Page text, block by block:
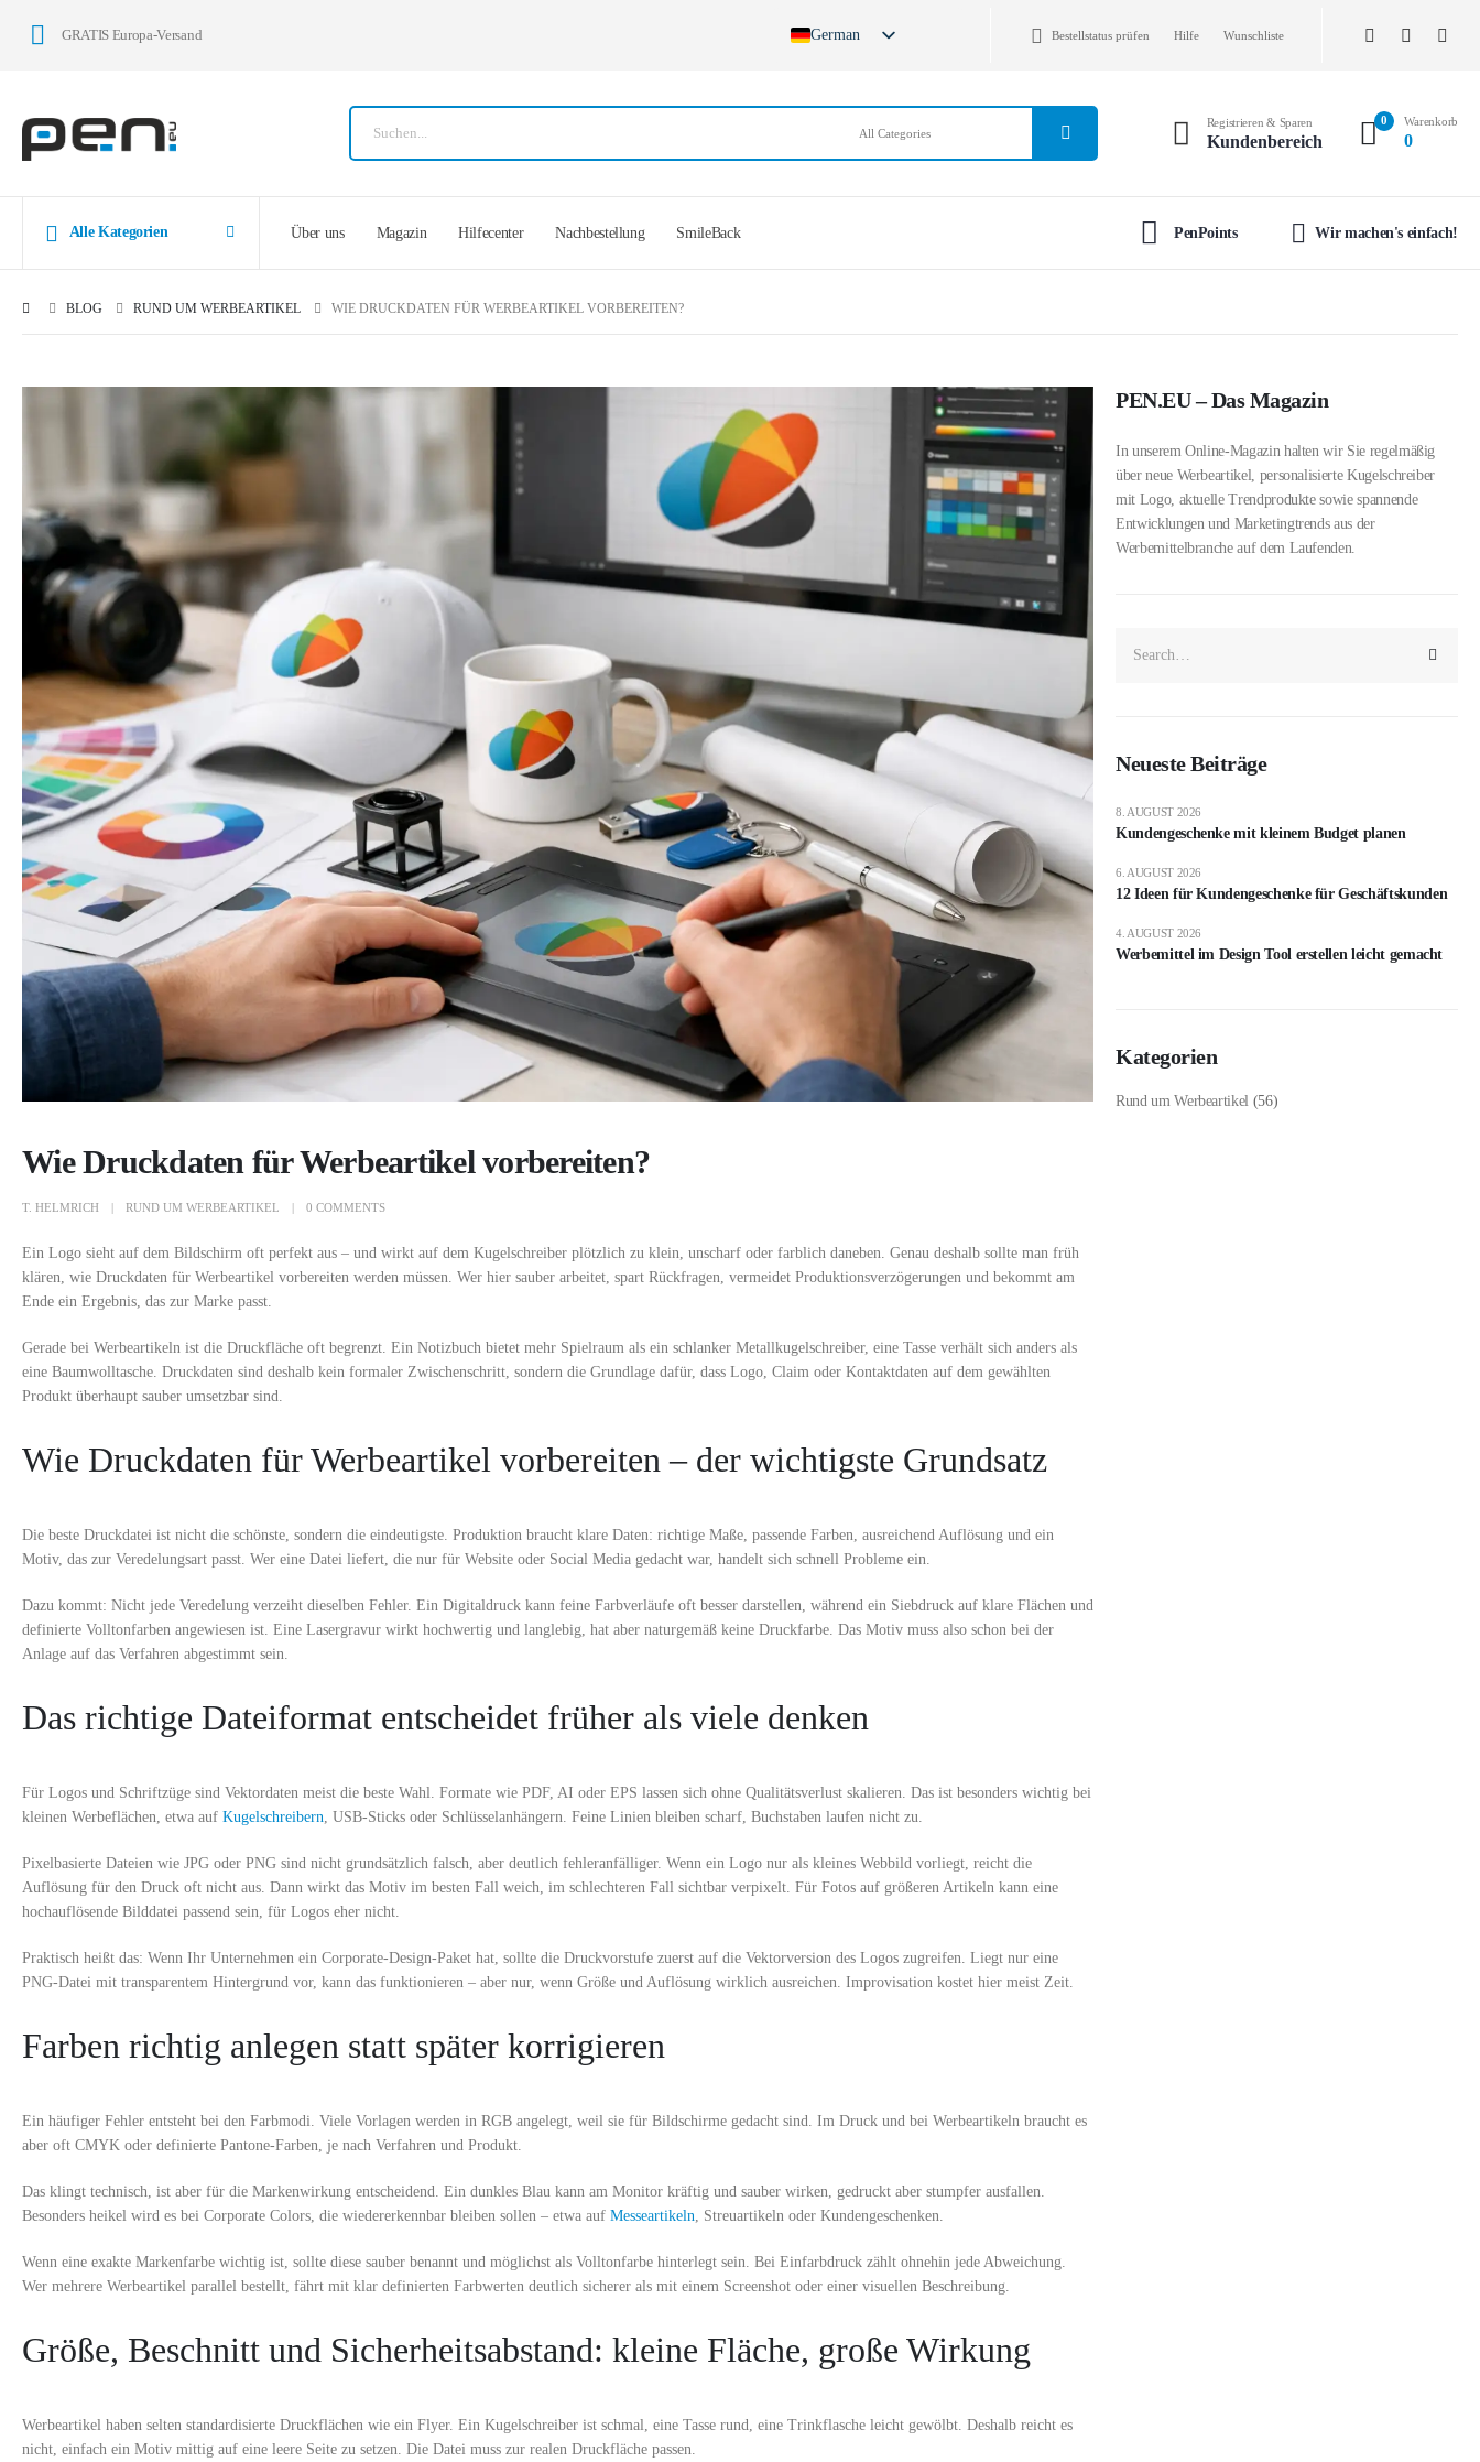
GRATIS Europa-Versand
German
Spanish
Bestellstatus prüfen Hilfe Wunschliste
Registrieren & Sparen
Kundenbereich
0 Warenkorb
0
Alle Kategorien Über uns Magazin Hilfecenter Nachbestellung SmileBack PenPoints Wir machen's einfach!
BLOG RUND UM WERBEARTIKEL WIE DRUCKDATEN FÜR WERBEARTIKEL VORBEREITEN?
Wie Druckdaten für Werbeartikel vorbereiten?
T. HELMRICH RUND UM WERBEARTIKEL 0 COMMENTS
Ein Logo sieht auf dem Bildschirm oft perfekt aus – und wirkt auf dem Kugelschreiber plötzlich zu klein, unscharf oder farblich daneben. Genau deshalb sollte man früh
klären, wie Druckdaten für Werbeartikel vorbereiten werden müssen. Wer hier sauber arbeitet, spart Rückfragen, vermeidet Produktionsverzögerungen und bekommt am
Ende ein Ergebnis, das zur Marke passt.
Gerade bei Werbeartikeln ist die Druckfläche oft begrenzt. Ein Notizbuch bietet mehr Spielraum als ein schlanker Metallkugelschreiber, eine Tasse verhält sich anders als
eine Baumwolltasche. Druckdaten sind deshalb kein formaler Zwischenschritt, sondern die Grundlage dafür, dass Logo, Claim oder Kontaktdaten auf dem gewählten
Produkt überhaupt sauber umsetzbar sind.
Wie Druckdaten für Werbeartikel vorbereiten – der wichtigste Grundsatz
Die beste Druckdatei ist nicht die schönste, sondern die eindeutigste. Produktion braucht klare Daten: richtige Maße, passende Farben, ausreichend Auflösung und ein
Motiv, das zur Veredelungsart passt. Wer eine Datei liefert, die nur für Website oder Social Media gedacht war, handelt sich schnell Probleme ein.
Dazu kommt: Nicht jede Veredelung verzeiht dieselben Fehler. Ein Digitaldruck kann feine Farbverläufe oft besser darstellen, während ein Siebdruck auf klare Flächen und
definierte Volltonfarben angewiesen ist. Eine Lasergravur wirkt hochwertig und langlebig, hat aber naturgemäß keine Druckfarbe. Das Motiv muss also schon bei der
Anlage auf das Verfahren abgestimmt sein.
Das richtige Dateiformat entscheidet früher als viele denken
Für Logos und Schriftzüge sind Vektordaten meist die beste Wahl. Formate wie PDF, AI oder EPS lassen sich ohne Qualitätsverlust skalieren. Das ist besonders wichtig bei
kleinen Werbeflächen, etwa auf Kugelschreibern , USB-Sticks oder Schlüsselanhängern. Feine Linien bleiben scharf, Buchstaben laufen nicht zu.
Pixelbasierte Dateien wie JPG oder PNG sind nicht grundsätzlich falsch, aber deutlich fehleranfälliger. Wenn ein Logo nur als kleines Webbild vorliegt, reicht die
Auflösung für den Druck oft nicht aus. Dann wirkt das Motiv im besten Fall weich, im schlechteren Fall sichtbar verpixelt. Für Fotos auf größeren Artikeln kann eine
hochauflösende Bilddatei passend sein, für Logos eher nicht.
Praktisch heißt das: Wenn Ihr Unternehmen ein Corporate-Design-Paket hat, sollte die Druckvorstufe zuerst auf die Vektorversion des Logos zugreifen. Liegt nur eine
PNG-Datei mit transparentem Hintergrund vor, kann das funktionieren – aber nur, wenn Größe und Auflösung wirklich ausreichen. Improvisation kostet hier meist Zeit.
Farben richtig anlegen statt später korrigieren
Ein häufiger Fehler entsteht bei den Farbmodi. Viele Vorlagen werden in RGB angelegt, weil sie für Bildschirme gedacht sind. Im Druck und bei Werbeartikeln braucht es
aber oft CMYK oder definierte Pantone-Farben, je nach Verfahren und Produkt.
Das klingt technisch, ist aber für die Markenwirkung entscheidend. Ein dunkles Blau kann am Monitor kräftig und sauber wirken, gedruckt aber stumpfer ausfallen.
Besonders heikel wird es bei Corporate Colors, die wiedererkennbar bleiben sollen – etwa auf Messeartikeln , Streuartikeln oder Kundengeschenken.
Wenn eine exakte Markenfarbe wichtig ist, sollte diese sauber benannt und möglichst als Volltonfarbe hinterlegt sein. Bei Einfarbdruck zählt ohnehin jede Abweichung.
Wer mehrere Werbeartikel parallel bestellt, fährt mit klar definierten Farbwerten deutlich sicherer als mit einem Screenshot oder einer visuellen Beschreibung.
Größe, Beschnitt und Sicherheitsabstand: kleine Fläche, große Wirkung
Werbeartikel haben selten standardisierte Druckflächen wie ein Flyer. Ein Kugelschreiber ist schmal, eine Tasse rund, eine Trinkflasche leicht gewölbt. Deshalb reicht es
nicht, einfach ein Motiv mittig auf eine leere Seite zu setzen. Die Datei muss zur realen Druckfläche passen.
PEN.EU – Das Magazin
In unserem Online-Magazin halten wir Sie regelmäßig
über neue Werbeartikel, personalisierte Kugelschreiber
mit Logo, aktuelle Trendprodukte sowie spannende
Entwicklungen und Marketingtrends aus der
Werbemittelbranche auf dem Laufenden.
Neueste Beiträge
Kundengeschenke mit kleinem Budget planen
8. AUGUST 2026
12 Ideen für Kundengeschenke für Geschäftskunden
6. AUGUST 2026
Werbemittel im Design Tool erstellen leicht gemacht
4. AUGUST 2026
Kategorien
Rund um Werbeartikel (56)